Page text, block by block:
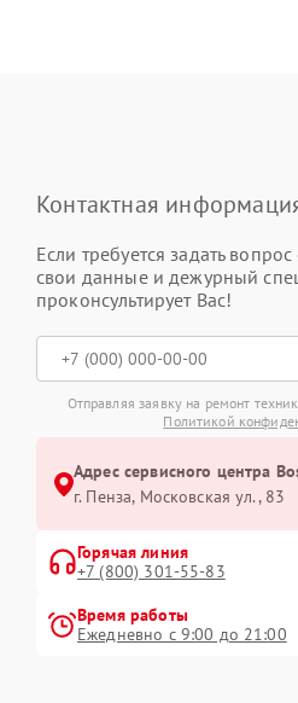
Контактная
Если требуется задать вопрос
свои данные и дежурный
проконсультирует Вас!
Отправляя заявку на ремонт
Политикой
Адрес сервисного центра
г. Пенза, Московская ул., 83
Горячая линия
+7 (800) 301-55-83
Время работы
Ежедневно с 9:00 до 21:00